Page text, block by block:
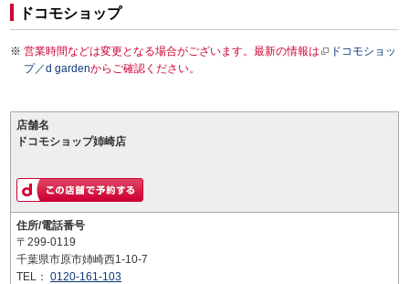
ドコモショップ
営業時間などは変更となる場合がございます。最新の情報は
ドコモショッ
プ／d gardenからご確認ください。
店舗名
ドコモショップ姉崎店
住所/電話番号
〒299-0119
千葉県市原市姉崎西1-10-7
TEL： 0120-161-103